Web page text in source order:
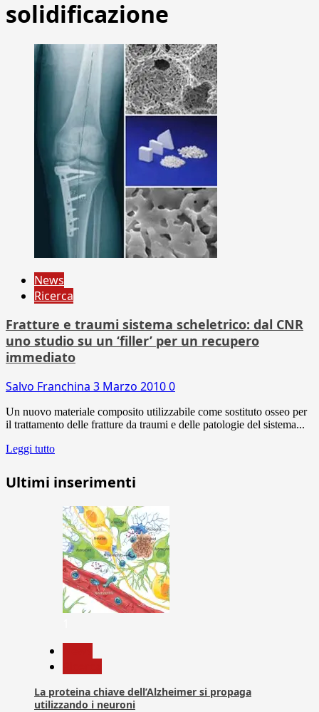
solidificazione
News
Ricerca
Fratture e traumi sistema scheletrico: dal CNR
uno studio su un ‘filler’ per un recupero
immediato
Salvo Franchina 3 Marzo 20100
Un nuovo materiale composito utilizzabile come sostituto osseo per
il trattamento delle fratture da traumi e delle patologie del sistema...
Leggi tutto
Ultimi inserimenti
La proteina chiave dell’Alzheimer si propaga
utilizzando i neuroni